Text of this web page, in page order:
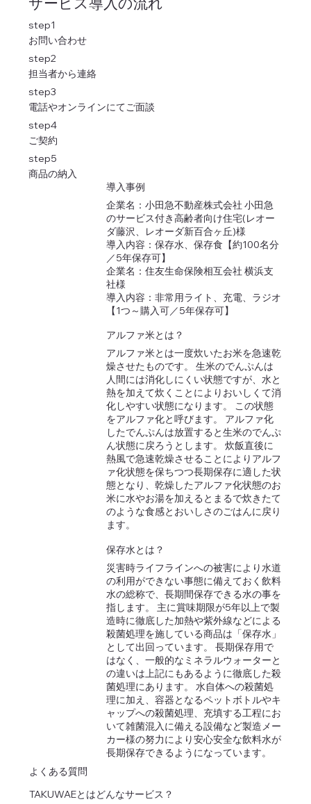
よくある質問
TAKUWAEとはどんなサービス？
step1
お問い合わせ
step2
担当者から連絡
step3
電話やオンラインにてご面談
step4
ご契約
step5
商品の納入
導入事例
企業名：小田急不動産株式会社 小田急
のサービス付き高齢者向け住宅(レオー
ダ藤沢、レオーダ新百合ヶ丘)様
導入内容：保存水、保存食【約100名分
／5年保存可】
企業名：住友生命保険相互会社 横浜支
社様
導入内容：非常用ライト、充電、ラジオ
【1つ～購入可／5年保存可】
アルファ米とは？
アルファ米とは一度炊いたお米を急速乾
燥させたものです。 生米のでんぷんは
人間には消化しにくい状態ですが、水と
熱を加えて炊くことによりおいしくて消
化しやすい状態になります。 この状態
をアルファ化と呼びます。 アルファ化
したでんぷんは放置すると生米のでんぷ
ん状態に戻ろうとします。 炊飯直後に
熱風で急速乾燥させることによりアルフ
ァ化状態を保ちつつ長期保存に適した状
態となり、乾燥したアルファ化状態のお
米に水やお湯を加えるとまるで炊きたて
のような食感とおいしさのごはんに戻り
ます。
保存水とは？
災害時ライフラインへの被害により水道
の利用ができない事態に備えておく飲料
水の総称で、長期間保存できる水の事を
指します。 主に賞味期限が5年以上で製
造時に徹底した加熱や紫外線などによる
殺菌処理を施している商品は「保存水」
として出回っています。 長期保存用で
はなく、一般的なミネラルウォーターと
の違いは上記にもあるように徹底した殺
菌処理にあります。 水自体への殺菌処
理に加え、容器となるペットボトルやキ
ャップへの殺菌処理、充填する工程にお
いて雑菌混入に備える設備など製造メー
カー様の努力により安心安全な飲料水が
長期保存できるようになっています。